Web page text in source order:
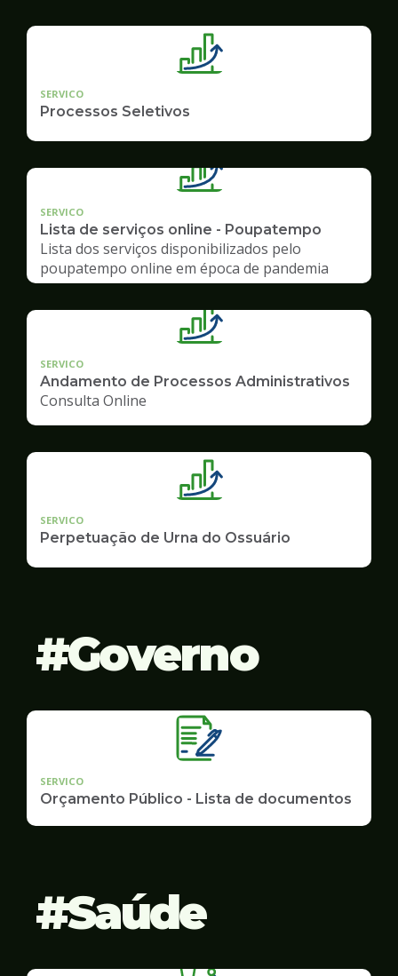
SERVICO
Processos Seletivos
SERVICO
Lista de serviços online - Poupatempo
Lista dos serviços disponibilizados pelo
poupatempo online em época de pandemia
SERVICO
Andamento de Processos Administrativos
Consulta Online
SERVICO
Perpetuação de Urna do Ossuário
Governo
SERVICO
Orçamento Público - Lista de documentos
Saúde